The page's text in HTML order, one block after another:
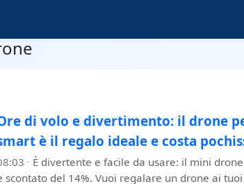
di volo e divertimento: il drone
è il regalo ideale e costa
· È divertente e facile da usare: il mini
scontato del 14%. Vuoi regalare un drone ai